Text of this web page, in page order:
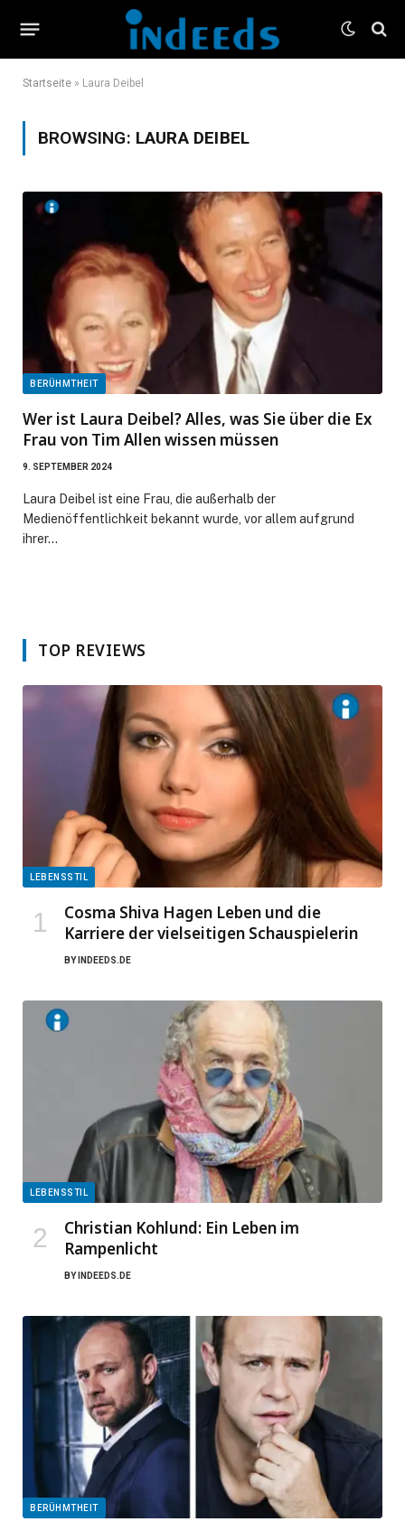
Startseite » Laura Deibel
BROWSING: LAURA DEIBEL
BERÜHMTHEIT
Wer ist Laura Deibel? Alles, was Sie über die Ex
Frau von Tim Allen wissen müssen
9. SEPTEMBER 2024
Laura Deibel ist eine Frau, die außerhalb der
Medienöffentlichkeit bekannt wurde, vor allem aufgrund
ihrer…
TOP REVIEWS
LEBENSSTIL
Cosma Shiva Hagen Leben und die
Karriere der vielseitigen Schauspielerin
BY INDEEDS.DE
LEBENSSTIL
Christian Kohlund: Ein Leben im
Rampenlicht
BY INDEEDS.DE
BERÜHMTHEIT